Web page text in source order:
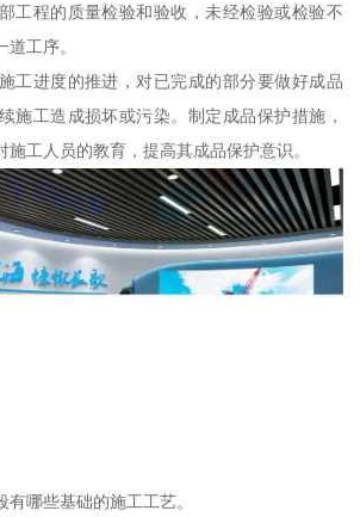
工程的质量检验和验收，未经检验或检验不
工序。
工进度的推进，对已完成的部分要做好成品
施工造成损坏或污染。制定成品保护措施，
施工人员的教育，提高其成品保护意识。
哪些基础的施工工艺。